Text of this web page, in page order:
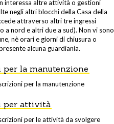
interessa altre attività o gestioni
negli altri blocchi della Casa della
attraverso altri tre ingressi
a nord e altri due a sud). Non vi sono
nè orari e giorni di chiusura o
alcuna guardiania.
per la manutenzione
per la manutenzione
per attività
per le attività da svolgere